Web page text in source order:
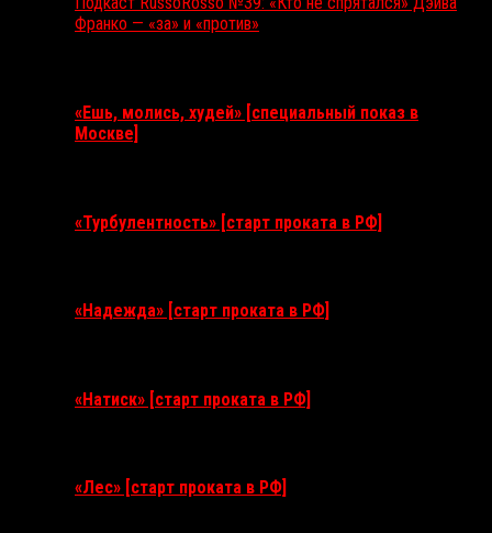
Франко — «за» и «против»
«Ешь, молись, худей» [специальный показ в
Москве]
«Турбулентность» [старт проката в РФ]
«Надежда» [старт проката в РФ]
«Натиск» [старт проката в РФ]
«Лес» [старт проката в РФ]